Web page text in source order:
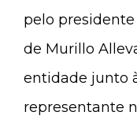
pelo
de Murillo
entidade junto
representante